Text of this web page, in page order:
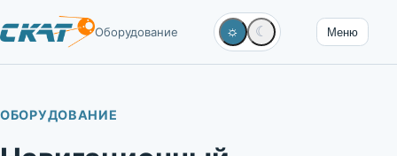
Оборудование ☼ ☾ Меню
ОБОРУДОВАНИЕ